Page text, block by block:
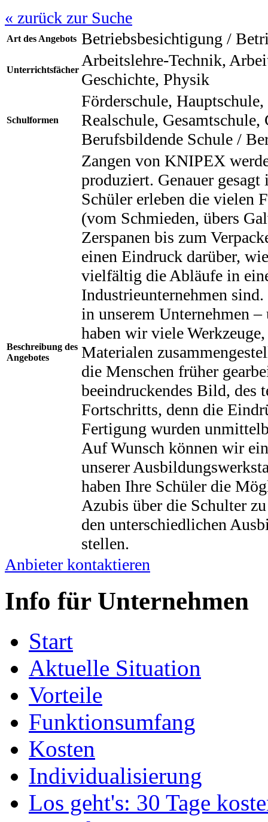
« zurück zur Suche
Art des Angebots Betriebsbesichtigung /
Unterrichtsfächer
Arbeitslehre-Technik,
Geschichte, Physik
Schulformen
Förderschule,
Realschule,
Berufsbildende Schule /
Beschreibung des
Angebotes
Zangen von KNIPEX
produziert. Genauer
Schüler erleben die vielen
(vom Schmieden, übers
Zerspanen bis zum
einen Eindruck darüber,
vielfältig die Abläufe in
Industrieunternehmen
in unserem Unternehmen
haben wir viele
Materialen
die Menschen früher
beeindruckendes Bild, des
Fortschritts, denn die
Fertigung wurden
Auf Wunsch können wir
unserer
haben Ihre Schüler die
Azubis über die Schulter
den unterschiedlichen
stellen.
Anbieter kontaktieren
Info für Unternehmen
Start
Aktuelle Situation
Vorteile
Funktionsumfang
Kosten
Individualisierung
Los geht's: 30 Tage